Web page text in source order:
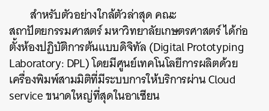
สำหรับตัวอย่างใกล้ตัวล่าสุด คณะ
สถาปัตยกรรมศาสตร์ มหาวิทยาลัยเกษตรศาสตร์ ได้ก่อ
ตั้งห้องปฏิบัติการต้นแบบดิจิทัล (Digital Prototyping
Laboratory: DPL) โดยมีศูนย์เทคโนโลยีการผลิตด้วย
เครื่องพิมพ์สามมิติที่มีระบบการให้บริการผ่าน Cloud
service ขนาดใหญ่ที่สุดในอาเซียน